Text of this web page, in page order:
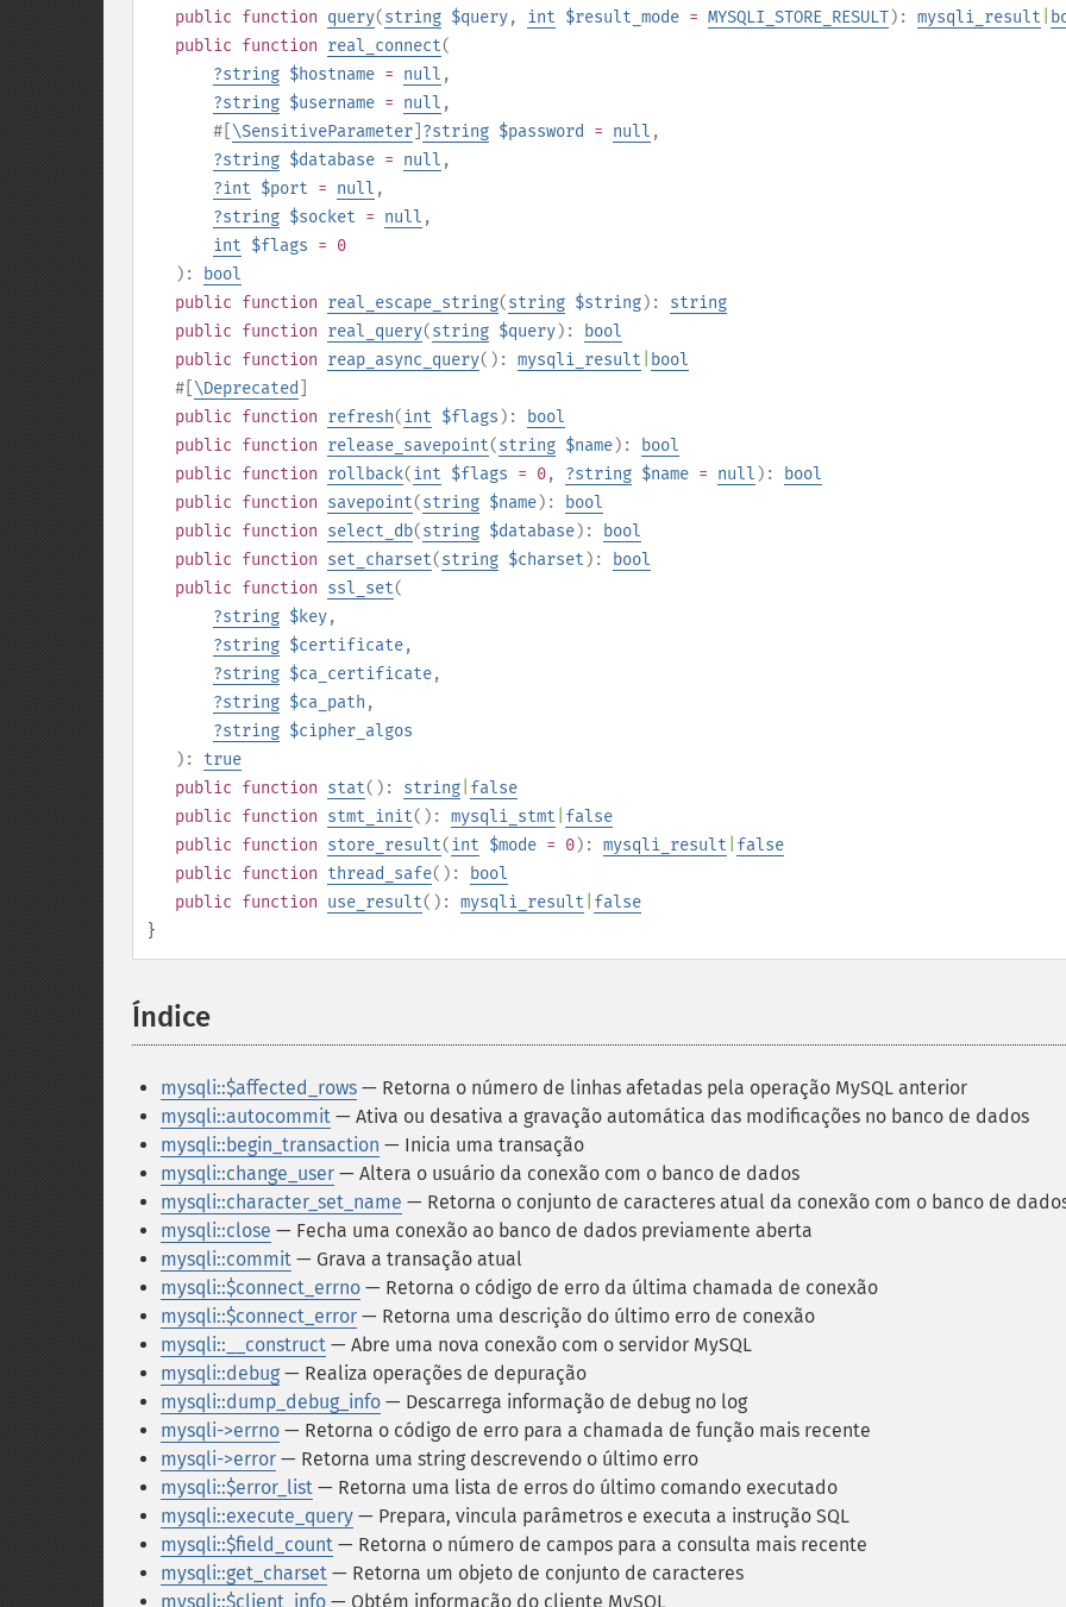
public function query(string $query, int $result_mode = MYSQLI_STORE_RESULT): mysqli_result
public function real_connect(
?string $hostname = null ,
?string $username = null ,
#[ \SensitiveParameter ?string $password = null ,
?string $database = null ,
?int $port = null ,
?string $socket = null ,
int $flags = 0
):
bool
public function real_escape_string(string $string): string
public function real_query(string $query):
bool
public function reap_async_query(): mysqli_result
bool
#[ \Deprecated
public function refresh(int $flags ):
bool
public function release_savepoint(string $name):
bool
public function rollback(int $flags = 0, ?string $name = null ):
bool
public function savepoint(string $name):
bool
public function select_db(string $database):
bool
public function set_charset(string $charset ):
bool
public function ssl_set(
?string $key,
?string $certificate,
?string $ca_certificate,
?string $ca_path ,
?string $cipher_algos
): true
public function stat(): string false
public function stmt_init(): mysqli_stmt false
public function store_result(int $mode = 0): mysqli_result false
public function thread_safe():
bool
public function use_result(): mysqli_result false
}
Índice
mysqli::$affected_rows — Retorna o número de linhas afetadas pela operação MySQL anterior
mysqli::autocommit — Ativa ou desativa a gravação automática das modificações no banco de dados
mysqli::begin_transaction — Inicia uma transação
mysqli::change_user — Altera o usuário da conexão com o banco de dados
mysqli::character_set_name — Retorna o conjunto de caracteres atual da conexão com o banco de
mysqli::close — Fecha uma conexão ao banco de dados previamente aberta
mysqli::commit — Grava a transação atual
mysqli::$connect_errno — Retorna o código de erro da última chamada de conexão
mysqli::$connect_error — Retorna uma descrição do último erro de conexão
mysqli::__construct — Abre uma nova conexão com o servidor MySQL
mysqli::debug — Realiza operações de depuração
mysqli::dump_debug_info — Descarrega informação de debug no log
mysqli->errno — Retorna o código de erro para a chamada de função mais recente
mysqli->error — Retorna uma string descrevendo o último erro
mysqli::$error_list — Retorna uma lista de erros do último comando executado
mysqli::execute_query — Prepara, vincula parâmetros e executa a instrução SQL
mysqli::$field_count — Retorna o número de campos para a consulta mais recente
mysqli::get_charset — Retorna um objeto de conjunto de caracteres
mysqli::$client_info — Obtém informação do cliente MySQL